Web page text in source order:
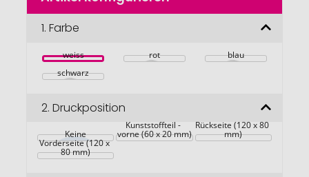
Bildgalerie
1. Farbe
weiss rot
blau
schwarz
2. Druckposition
Keine
Kunststoffteil -
vorne (60 x 20 mm)
Rückseite (120 x 80
mm)
Vorderseite (120 x
80 mm)